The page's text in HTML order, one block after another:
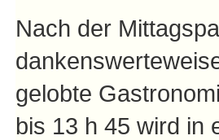
Nach der
gelobte
bis 13 h 45 wird in